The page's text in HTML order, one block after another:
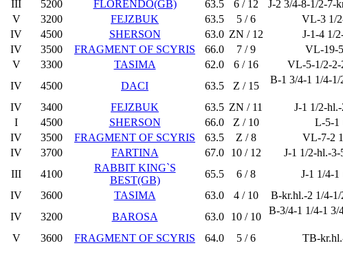
III 5200 FLORENDO(GB) 63.5 6 / 12 J-2 3/4-8-1/2-7-
V 3200 FEJZBUK 63.5 5 / 6 VL-3 1/
IV 4500 SHERSON 63.0 ZN / 12 J-1-4 1/
IV 3500 FRAGMENT OF SCYRIS 66.0 7 / 9 VL-19-
V 3300 TASIMA 62.0 6 / 16 VL-5-1/2-2-
IV 4500 DACI 63.5 Z / 15
B-1 3/4-1 1/4-1/
IV 3400 FEJZBUK 63.5 ZN / 11 J-1 1/2-
I 4500 SHERSON 66.0 Z / 10 L-5-1
IV 3500 FRAGMENT OF SCYRIS 63.5 Z / 8 VL-7-2
IV 3700 FARTINA 67.0 10 / 12 J-1 1/2-hl.-
III 4100
RABBIT KING`S
BEST(GB)
65.5 6 / 8 J-1 1/4-1
IV 3600 TASIMA 63.0 4 / 10 B-kr.hl.-2 1/4-
IV 3200 BAROSA 63.0 10 / 10
B-3/4-1 1/4-1 3/
V 3600 FRAGMENT OF SCYRIS 64.0 5 / 6 TB-